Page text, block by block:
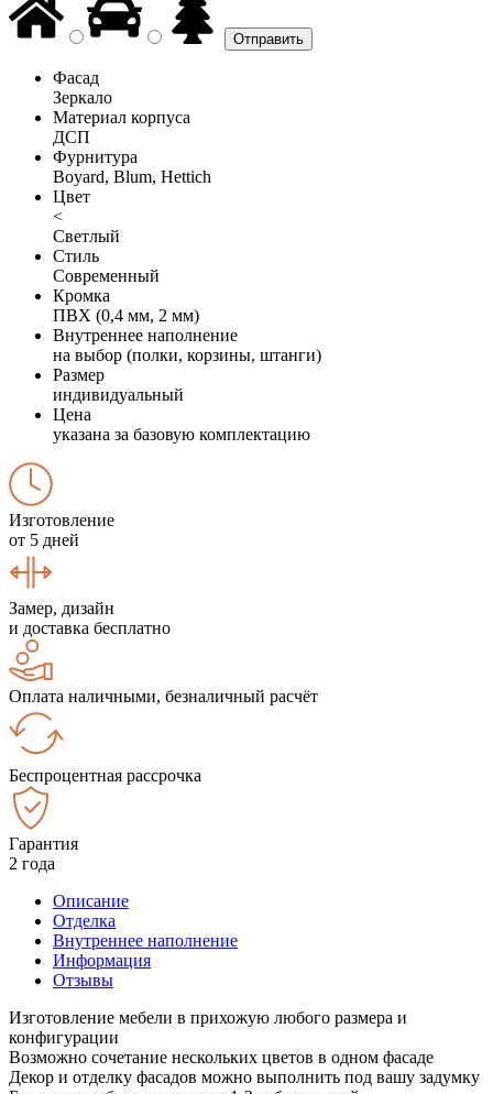
Фасад
Зеркало
Материал корпуса
ДСП
Фурнитура
Boyard, Blum, Hettich
Цвет
<
Светлый
Стиль
Современный
Кромка
ПВХ (0,4 мм, 2 мм)
Внутреннее наполнение
на выбор (полки, корзины, штанги)
Размер
индивидуальный
Цена
указана за базовую комплектацию
Изготовление
от 5 дней
Замер, дизайн
и доставка бесплатно
Оплата наличными, безналичный расчёт
Беспроцентная рассрочка
Гарантия
2 года
Описание
Отделка
Внутреннее наполнение
Информация
Отзывы
Изготовление мебели в прихожую любого размера и
конфигурации
Возможно сочетание нескольких цветов в одном фасаде
Декор и отделку фасадов можно выполнить под вашу задумку